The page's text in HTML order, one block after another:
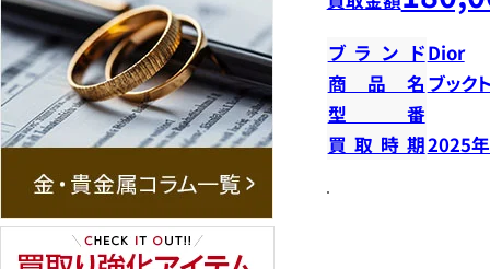
ブランドDior
商品名 ブック
型番
買取時期2025